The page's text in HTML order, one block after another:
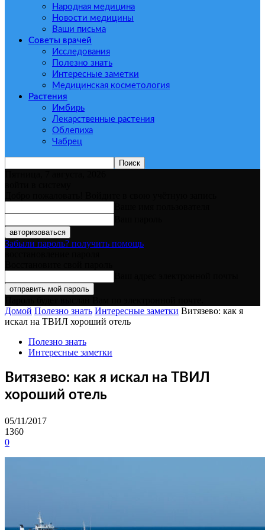
Народная медицина
Новости медицины
Ваши письма
Советы врачей
Исследования
Полезно знать
Интересные заметки
Медицинская косметология
Растения
Имбирь
Лекарственные растения
Облепиха
Чабрец
Забыли пароль? получить помощь
Домой Полезно знать Интересные заметки Витязево: как я
искал на ТВИЛ хороший отель
Полезно знать
Интересные заметки
Витязево: как я искал на ТВИЛ
хороший отель
05/11/2017
1360
0